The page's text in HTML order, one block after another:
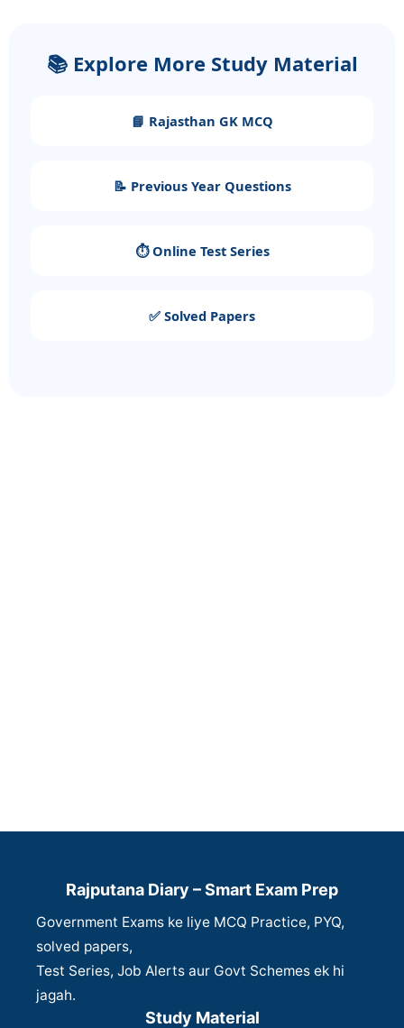
📚 Explore More Study Material
📘 Rajasthan GK MCQ
📝 Previous Year Questions
⏱️ Online Test Series
✅ Solved Papers
Rajputana Diary – Smart Exam Prep
Government Exams ke liye MCQ Practice, PYQ,
solved papers,
Test Series, Job Alerts aur Govt Schemes ek hi
jagah.
Study Material